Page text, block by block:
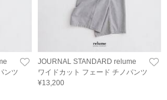
ンツ
JOURNAL STANDARD relume
ワイドカット フェード チノパンツ
¥13,200